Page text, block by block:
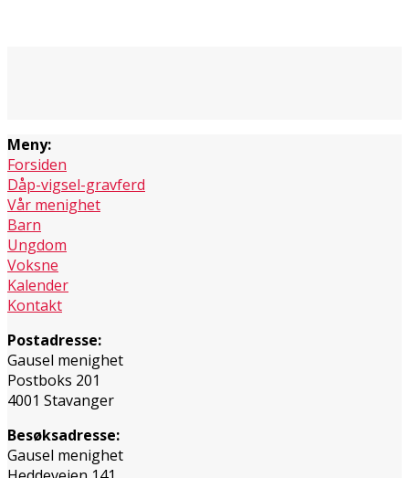
Meny:
Forsiden
Dåp-vigsel-gravferd
Vår menighet
Barn
Ungdom
Voksne
Kalender
Kontakt
Postadresse:
Gausel menighet
Postboks 201
4001 Stavanger
Besøksadresse:
Gausel menighet